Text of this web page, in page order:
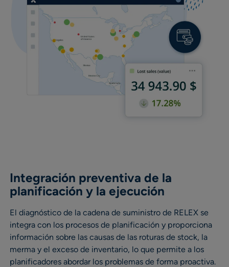
Integración preventiva de la
planificación y la ejecución
El diagnóstico de la cadena de suministro de RELEX se
integra con los procesos de planificación y proporciona
información sobre las causas de las roturas de stock, la
merma y el exceso de inventario, lo que permite a los
planificadores abordar los problemas de forma proactiva.